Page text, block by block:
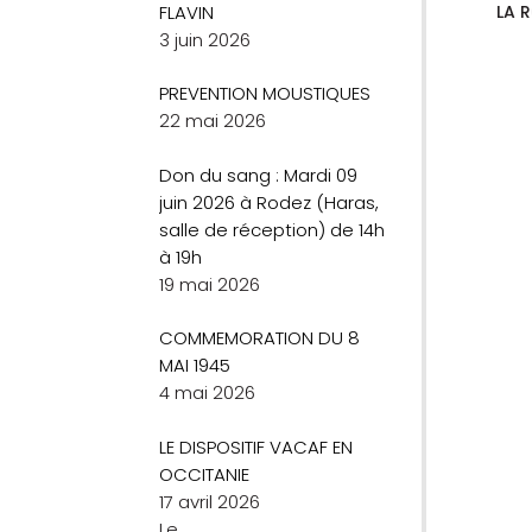
FLAVIN
3 juin 2026
PREVENTION MOUSTIQUES
22 mai 2026
Don du sang : Mardi 09
juin 2026 à Rodez (Haras,
salle de réception) de 14h
à 19h
19 mai 2026
COMMEMORATION DU 8
MAI 1945
4 mai 2026
LE DISPOSITIF VACAF EN
OCCITANIE
17 avril 2026
LA